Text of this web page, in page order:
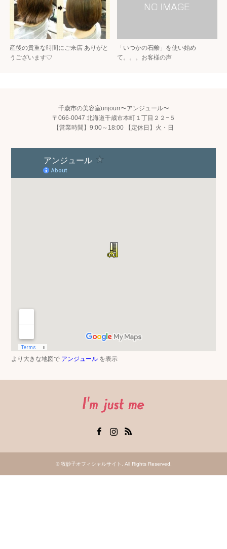
産後の貴重な時間にご来店 ありがと
うございます♡
「いつかの石鹸」を使い始め
て。。。お客様の声
千歳市の美容室unjourr〜アンジュール〜
〒066-0047 北海道千歳市本町１丁目２２−５
【営業時間】9:00～18:00 【定休日】火・日
より大きな地図で アンジュール を表示
© 牧妙子オフィシャルサイト . All Rights Reserved.